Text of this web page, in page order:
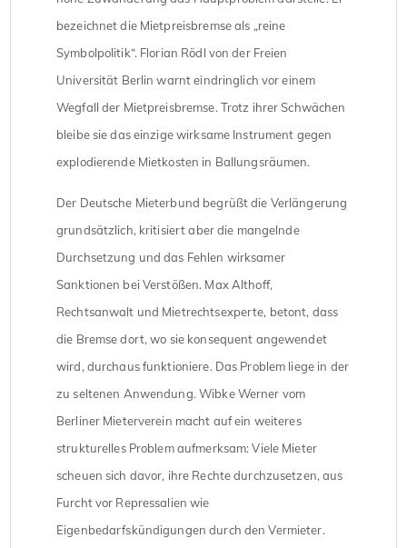
bezeichnet die Mietpreisbremse als „reine
Symbolpolitik“. Florian Rödl von der Freien
Universität Berlin warnt eindringlich vor einem
Wegfall der Mietpreisbremse. Trotz ihrer Schwächen
bleibe sie das einzige wirksame Instrument gegen
explodierende Mietkosten in Ballungsräumen.
Der Deutsche Mieterbund begrüßt die Verlängerung
grundsätzlich, kritisiert aber die mangelnde
Durchsetzung und das Fehlen wirksamer
Sanktionen bei Verstößen. Max Althoff,
Rechtsanwalt und Mietrechtsexperte, betont, dass
die Bremse dort, wo sie konsequent angewendet
wird, durchaus funktioniere. Das Problem liege in der
zu seltenen Anwendung. Wibke Werner vom
Berliner Mieterverein macht auf ein weiteres
strukturelles Problem aufmerksam: Viele Mieter
scheuen sich davor, ihre Rechte durchzusetzen, aus
Furcht vor Repressalien wie
Eigenbedarfskündigungen durch den Vermieter.